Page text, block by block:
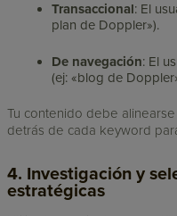
Transaccional: El
plan de Doppler»).
De navegación: El
(ej: «blog de
Tu contenido debe
detrás de cada keyword
4. Investigación y
estratégicas